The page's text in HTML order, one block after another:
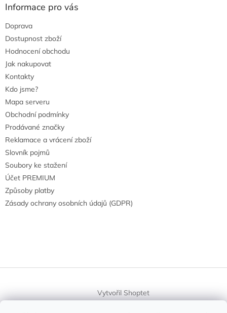
Informace pro vás
Doprava
Dostupnost zboží
Hodnocení obchodu
Jak nakupovat
Kontakty
Kdo jsme?
Mapa serveru
Obchodní podmínky
Prodávané značky
Reklamace a vrácení zboží
Slovník pojmů
Soubory ke stažení
Účet PREMIUM
Způsoby platby
Zásady ochrany osobních údajů (GDPR)
Vytvořil Shoptet